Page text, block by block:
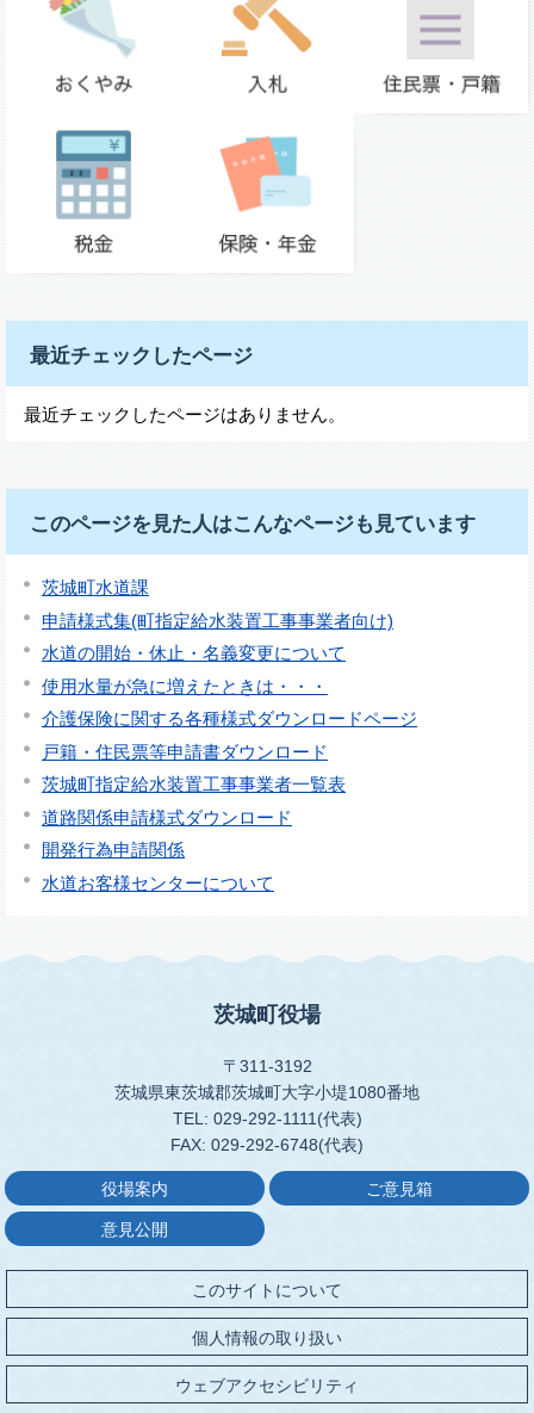
最近チェックしたページ
最近チェックしたページはありません。
このページを見た人はこんなページも見ています
茨城町水道課
申請様式集(町指定給水装置工事事業者向け)
水道の開始・休止・名義変更について
使用水量が急に増えたときは・・・
介護保険に関する各種様式ダウンロードページ
戸籍・住民票等申請書ダウンロード
茨城町指定給水装置工事事業者一覧表
道路関係申請様式ダウンロード
開発行為申請関係
水道お客様センターについて
茨城町役場
〒311-3192
茨城県東茨城郡茨城町大字小堤1080番地
TEL: 029-292-1111(代表)
FAX: 029-292-6748(代表)
役場案内 ご意見箱
意見公開
このサイトについて
個人情報の取り扱い
ウェブアクセシビリティ